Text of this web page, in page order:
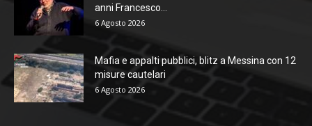
anni Francesco...
6 Agosto 2026
Mafia e appalti pubblici, blitz a Messina con 12
misure cautelari
6 Agosto 2026